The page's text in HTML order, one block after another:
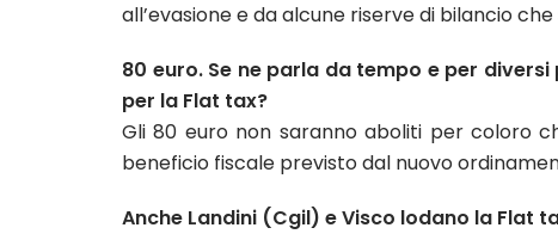
all’evasione e da alcune riserve di bilancio
80 euro. Se ne parla da tempo e per
per la Flat tax?
Gli 80 euro non saranno aboliti per coloro
beneficio fiscale previsto dal nuovo
Anche Landini (Cgil) e Visco lodano la Flat